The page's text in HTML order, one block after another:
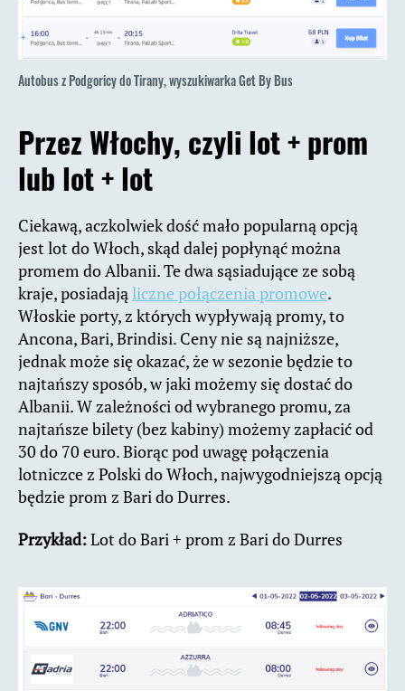
Autobus z Podgoricy do Tirany, wyszukiwarka Get By Bus
Przez Włochy, czyli lot + prom
lub lot + lot
Ciekawą, aczkolwiek dość mało popularną opcją
jest lot do Włoch, skąd dalej popłynąć można
promem do Albanii. Te dwa sąsiadujące ze sobą
kraje, posiadająliczne połączenia promowe.
Włoskie porty, z których wypływają promy, to
Ancona, Bari, Brindisi. Ceny nie są najniższe,
jednak może się okazać, że w sezonie będzie to
najtańszy sposób, w jaki możemy się dostać do
Albanii. W zależności od wybranego promu, za
najtańsze bilety (bez kabiny) możemy zapłacić od
30 do 70 euro. Biorąc pod uwagę połączenia
lotniczce z Polski do Włoch, najwygodniejszą opcją
będzie prom z Bari do Durres.
Przykład:Lot do Bari + prom z Bari do Durres